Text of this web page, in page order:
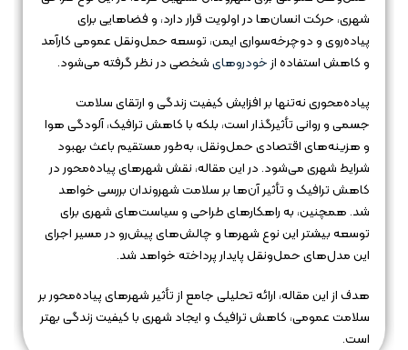
شهری، حرکت انسان‌ها در اولویت قرار دارد، و فضاهایی برای
پیاده‌روی و دوچرخه‌سواری ایمن، توسعه حمل‌ونقل عمومی کارآمد
و کاهش استفاده از خودروهایشخصی در نظر گرفته می‌شود.
پیاده‌محوری نه‌تنها بر افزایش کیفیت زندگی و ارتقای سلامت
جسمی و روانی تأثیرگذار است، بلکه با کاهش ترافیک، آلودگی هوا
و هزینه‌های اقتصادی حمل‌ونقل، به‌طور مستقیم باعث بهبود
شرایط شهری می‌شود. در این مقاله، نقش شهرهای پیاده‌محور در
کاهش ترافیک و تأثیر آن‌ها بر سلامت شهروندان بررسی خواهد
شد. همچنین، به راهکارهای طراحی و سیاست‌های شهری برای
توسعه بیشتر این نوع شهرها و چالش‌های پیش‌رو در مسیر اجرای
این مدل‌های حمل‌ونقل پایدار پرداخته خواهد شد.
هدف از این مقاله، ارائه تحلیلی جامع از تأثیر شهرهای پیاده‌محور بر
سلامت عمومی، کاهش ترافیک و ایجاد شهری با کیفیت زندگی بهتر
است.